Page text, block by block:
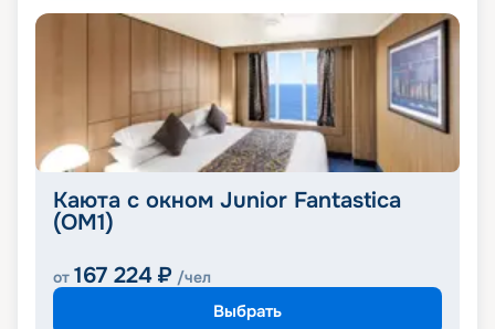
Каюта с окном Junior Fantastica
(OM1)
от 167 224 ₽ /чел
Выбрать